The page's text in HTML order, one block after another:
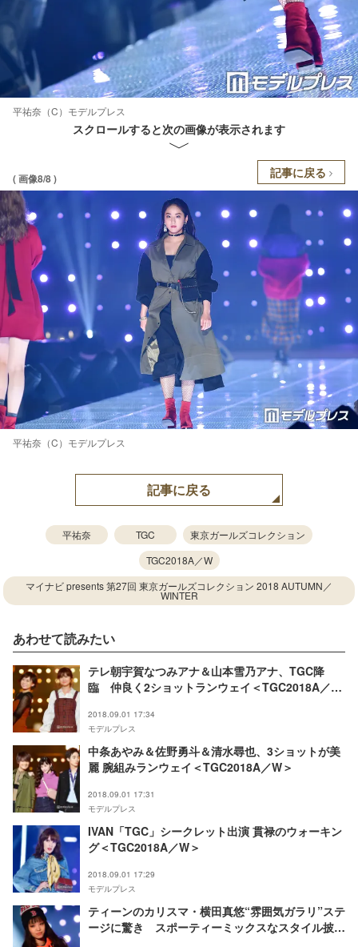
平祐奈（C）モデルプレス
スクロールすると次の画像が表示されます
( 画像8/8 ) 記事に戻る
平祐奈（C）モデルプレス
記事に戻る
平祐奈 TGC
東京ガールズコレクション
TGC2018A／W
マイナビ presents 第27回 東京ガールズコレクション 2018 AUTUMN／
WINTER
あわせて読みたい
テレ朝宇賀なつみアナ＆山本雪乃アナ、TGC降
臨 仲良く2ショットランウェイ＜TGC2018A／W
2018.09.01 17:34
モデルプレス
中条あやみ＆佐野勇斗＆清水尋也、3ショットが美
麗 腕組みランウェイ＜TGC2018A／W＞
2018.09.01 17:31
モデルプレス
IVAN「TGC」シークレット出演 貫禄のウォーキン
グ＜TGC2018A／W＞
2018.09.01 17:29
モデルプレス
ティーンのカリスマ・横田真悠“雰囲気ガラリ”ステ
ージに驚き スポーティーミックスなスタイル披露